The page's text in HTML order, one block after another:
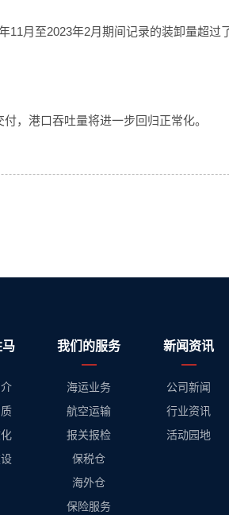
月至2023年2月期间记录的装卸量超过
，港口吞吐量将进一步回归正常化。
马 我们的服务
海运业务
航空运输
报关报检
保税仓
海外仓
保险服务
新闻资讯
公司新闻
行业资讯
活动园地